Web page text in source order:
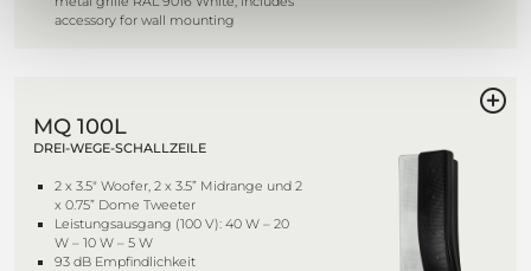
accessory for wall mounting
MQ 100L
DREI-WEGE-SCHALLZEILE
2 x 3.5" Woofer, 2 x 3.5” Midrange und 2
x 0.75” Dome Tweeter
Leistungsausgang (100 V): 40 W – 20
W – 10 W – 5 W
93 dB Empfindlichkeit